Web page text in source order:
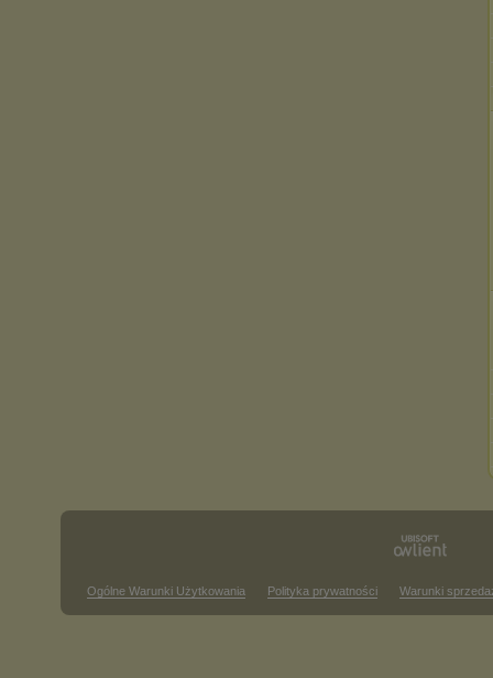
Ogólne Warunki Użytkowania Polityka prywatności Warunki